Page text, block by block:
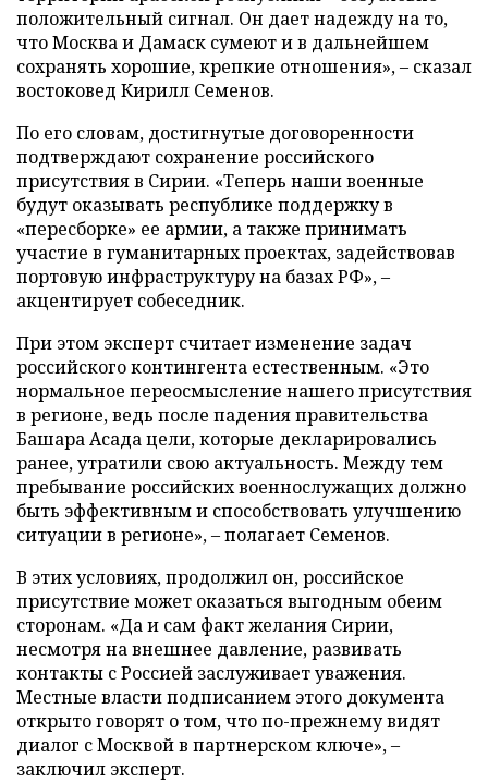
положительный сигнал. Он дает надежду на то,
что Москва и Дамаск сумеют и в дальнейшем
сохранять хорошие, крепкие отношения», – сказал
востоковед Кирилл Семенов.
По его словам, достигнутые договоренности
подтверждают сохранение российского
присутствия в Сирии. «Теперь наши военные
будут оказывать республике поддержку в
«пересборке» ее армии, а также принимать
участие в гуманитарных проектах, задействовав
портовую инфраструктуру на базах РФ», –
акцентирует собеседник.
При этом эксперт считает изменение задач
российского контингента естественным. «Это
нормальное переосмысление нашего присутствия
в регионе, ведь после падения правительства
Башара Асада цели, которые декларировались
ранее, утратили свою актуальность. Между тем
пребывание российских военнослужащих должно
быть эффективным и способствовать улучшению
ситуации в регионе», – полагает Семенов.
В этих условиях, продолжил он, российское
присутствие может оказаться выгодным обеим
сторонам. «Да и сам факт желания Сирии,
несмотря на внешнее давление, развивать
контакты с Россией заслуживает уважения.
Местные власти подписанием этого документа
открыто говорят о том, что по-прежнему видят
диалог с Москвой в партнерском ключе», –
заключил эксперт.